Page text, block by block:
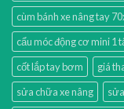
cùm bánh xe nâng tay
cẩu móc động cơ mini 1
cốt lắp tay bơm
giá
sửa chữa xe nâng